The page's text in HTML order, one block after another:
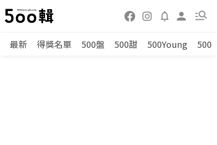
最新 得獎名單 500盤 500甜 500Young 500